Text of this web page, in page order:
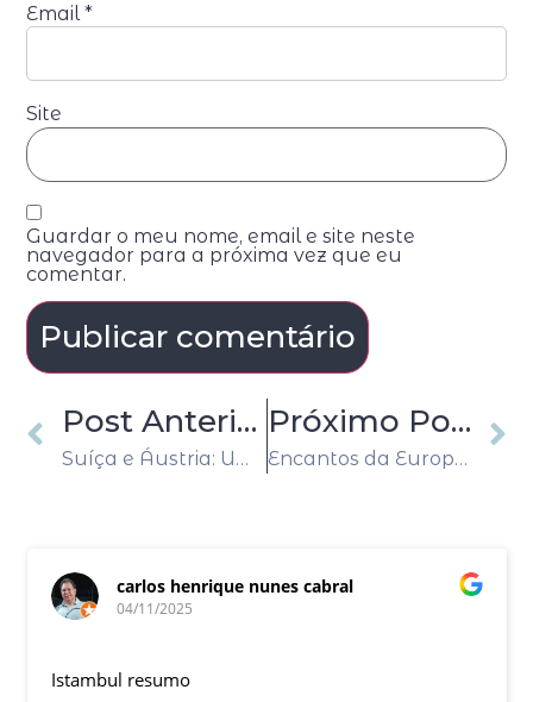
Email*
Site
Guardar o meu nome, email e site neste
navegador para a próxima vez que eu
comentar.
Post Anterior
Suíça e Áustria: Uma Viagem Inesquecível pelos Alpes e Tesouros Europeus
Próximo Post
Encantos da Europa Central: As Cidades Mais Belas de Amsterdã a Budapeste
carlos henrique nunes cabral
04/11/2025
Istambul resumo